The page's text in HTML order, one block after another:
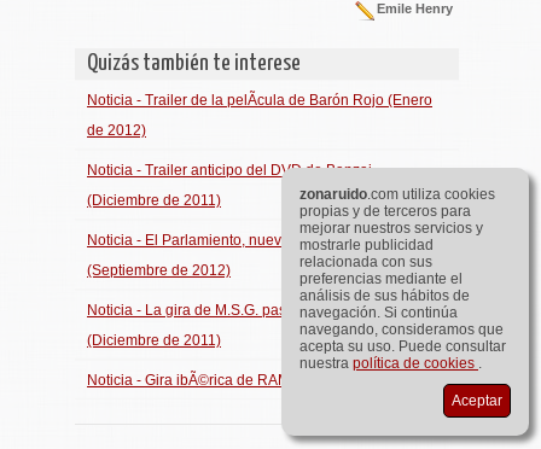
Emile Henry
Quizás también te interese
Noticia - Trailer de la pelÃ­cula de Barón Rojo (Enero
de 2012)
Noticia - Trailer anticipo del DVD de Banzai
(Diciembre de 2011)
Noticia - El Parlamiento, nuevo vÃ­deo de Javier Mira
(Septiembre de 2012)
Noticia - La gira de M.S.G. pasará por EspaÃ±a
(Diciembre de 2011)
Noticia - Gira ibÃ©rica de RAM (Octubre de 2012)
zonaruido.com utiliza cookies
propias y de terceros para
mejorar nuestros servicios y
mostrarle publicidad
relacionada con sus
preferencias mediante el
análisis de sus hábitos de
navegación. Si continúa
navegando, consideramos que
acepta su uso. Puede consultar
nuestra política de cookies .
Aceptar